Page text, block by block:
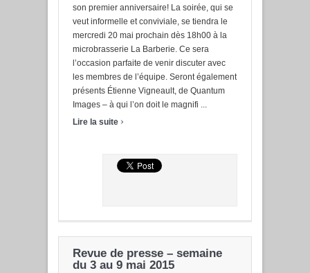
son premier anniversaire! La soirée, qui se
veut informelle et conviviale, se tiendra le
mercredi 20 mai prochain dès 18h00 à la
microbrasserie La Barberie. Ce sera
l’occasion parfaite de venir discuter avec
les membres de l’équipe. Seront également
présents Étienne Vigneault, de Quantum
Images – à qui l’on doit le magnifi ...
Lire la suite ›
Revue de presse – semaine
du 3 au 9 mai 2015